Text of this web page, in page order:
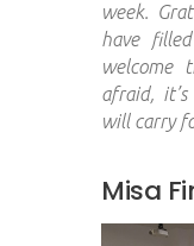
week.
have
welcome
afraid,
will carry
Misa